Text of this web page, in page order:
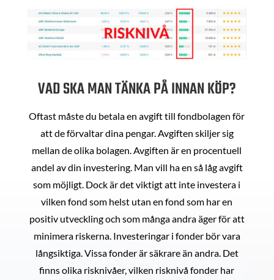
VAD SKA MAN TÄNKA PÅ INNAN KÖP?
Oftast måste du betala en avgift till fondbolagen för
att de förvaltar dina pengar. Avgiften skiljer sig
mellan de olika bolagen. Avgiften är en procentuell
andel av din investering. Man vill ha en så låg avgift
som möjligt. Dock är det viktigt att inte investera i
vilken fond som helst utan en fond som har en
positiv utveckling och som många andra äger för att
minimera riskerna. Investeringar i fonder bör vara
långsiktiga. Vissa fonder är säkrare än andra. Det
finns olika risknivåer, vilken risknivå fonder har